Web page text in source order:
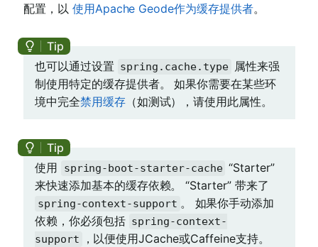
配置，以 使用Apache Geode作为缓存提供者。
也可以通过设置 spring.cache.type 属性来强
制使用特定的缓存提供者。 如果你需要在某些环
境中完全禁用缓存（如测试），请使用此属性。
使用 spring-boot-starter-cache “Starter”
来快速添加基本的缓存依赖。 “Starter” 带来了
spring-context-support 。 如果你手动添加
依赖，你必须包括 spring-context-
support
，以便使用JCache或Caffeine支持。